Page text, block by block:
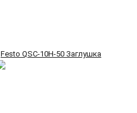
Festo QSC-10H-50 Заглушка